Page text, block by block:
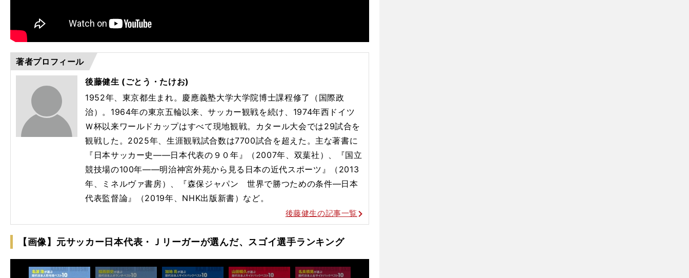
著者プロフィール
後藤健生 (ごとう・たけお)
1952年、東京都生まれ。慶應義塾大学大学院博士課程修了（国際政
治）。1964年の東京五輪以来、サッカー観戦を続け、1974年西ドイツ
Ｗ杯以来ワールドカップはすべて現地観戦。カタール大会では29試合を
観戦した。2025年、生涯観戦試合数は7700試合を超えた。主な著書に
『日本サッカー史――日本代表の９０年』（2007年、双葉社）、『国立
競技場の100年――明治神宮外苑から見る日本の近代スポーツ』（2013
年、ミネルヴァ書房）、『森保ジャパン 世界で勝つための条件―日本
代表監督論』（2019年、NHK出版新書）など。
後藤健生の記事一覧
【画像】元サッカー日本代表・Ｊリーガーが選んだ、スゴイ選手ランキング
"
ら を 、 ひとりのエースに賭ける